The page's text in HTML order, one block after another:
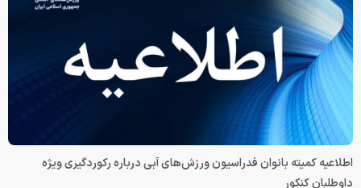
اطلاعیه کمیته بانوان فدراسیون ورزش‌های آبی درباره رکوردگیری ویژه
داوطلبان کنکور